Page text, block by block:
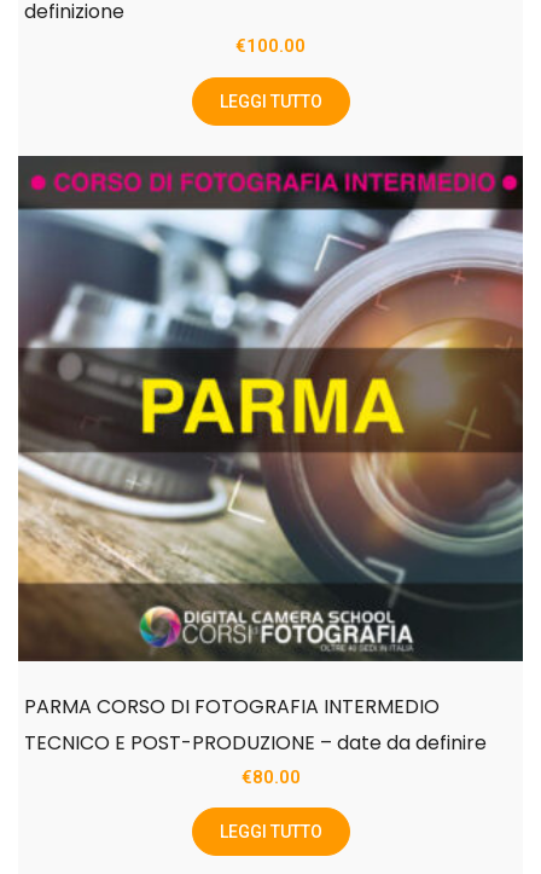
definizione
€100.00
LEGGI TUTTO
PARMA CORSO DI FOTOGRAFIA INTERMEDIO
TECNICO E POST-PRODUZIONE – date da definire
€80.00
LEGGI TUTTO